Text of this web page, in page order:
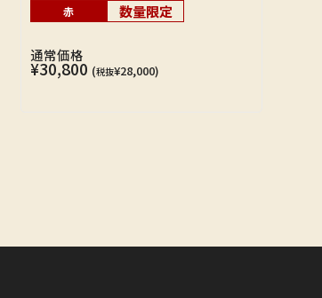
赤 数量限定
通常価格
¥30,800 (税抜¥28,000)